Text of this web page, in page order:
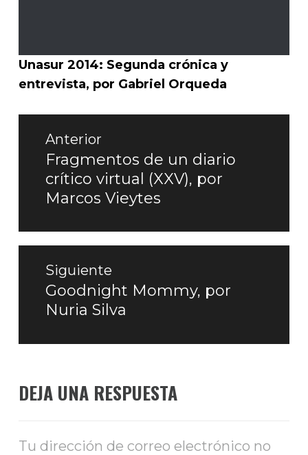
Unasur 2014: Segunda crónica y
entrevista, por Gabriel Orqueda
Navegación
entradas
Anterior
Entrada
anterior:
Fragmentos de un diario
crítico virtual (XXV), por
Marcos Vieytes
Siguiente
Entrada
siguiente:
Goodnight Mommy, por
Nuria Silva
DEJA UNA RESPUESTA
Tu dirección de correo electrónico no